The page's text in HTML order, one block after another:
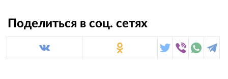
Поделиться в соц. сетях